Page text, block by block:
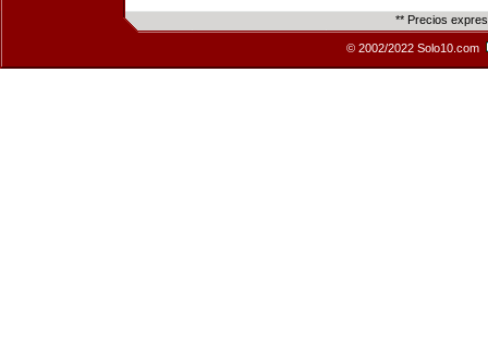
** Precios
© 2002/2022 Solo10.com